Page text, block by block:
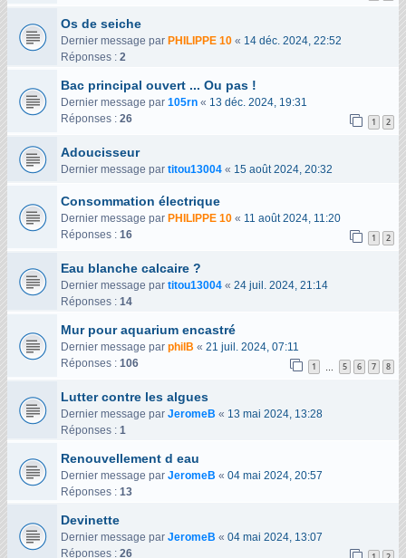
Os de seiche
Dernier message par PHILIPPE 10 « 14 déc. 2024, 22:52
Réponses : 2
Bac principal ouvert ... Ou pas !
Dernier message par 105rn « 13 déc. 2024, 19:31
Réponses : 26 1 2
Adoucisseur
Dernier message par titou13004 « 15 août 2024, 20:32
Consommation électrique
Dernier message par PHILIPPE 10 « 11 août 2024, 11:20
Réponses : 16 1 2
Eau blanche calcaire ?
Dernier message par titou13004 « 24 juil. 2024, 21:14
Réponses : 14
Mur pour aquarium encastré
Dernier message par philB « 21 juil. 2024, 07:11
Réponses : 106 1 5 6 7 8
Lutter contre les algues
Dernier message par JeromeB « 13 mai 2024, 13:28
Réponses : 1
Renouvellement d eau
Dernier message par JeromeB « 04 mai 2024, 20:57
Réponses : 13
Devinette
Dernier message par JeromeB « 04 mai 2024, 13:07
Réponses : 26